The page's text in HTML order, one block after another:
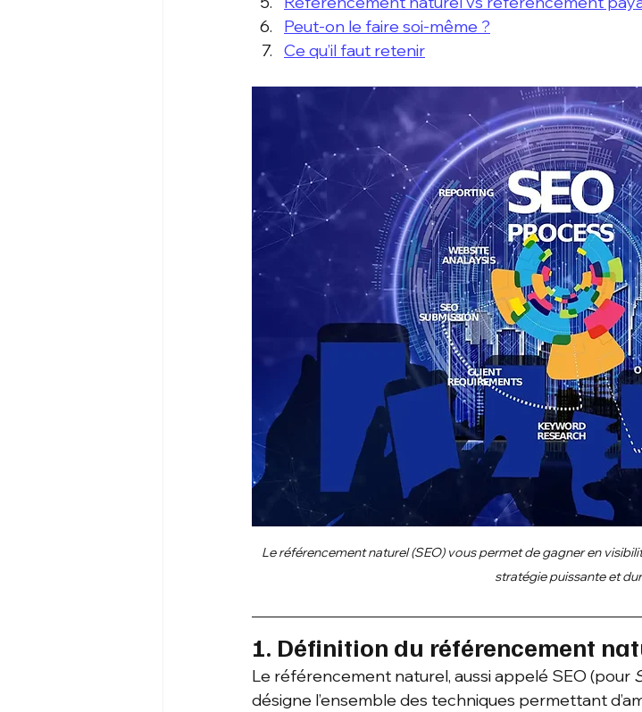
Peut-on le faire soi-même ?
Ce qu’il faut retenir
Le référencement naturel (SEO) vous permet de gagner en
stratégie puissante et
1. Définition du référencement
Le référencement naturel, aussi appelé SEO (pour
désigne l’ensemble des techniques permettant